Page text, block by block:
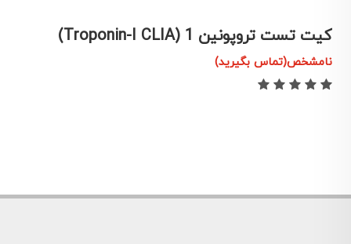
کیت تست تروپونین 1 (Troponin-I CLIA)
نامشخص(تماس بگیرید)